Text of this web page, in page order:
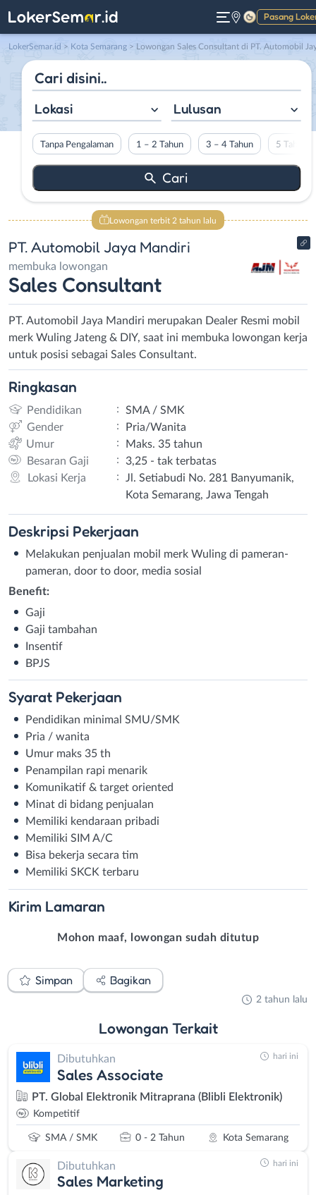
Pasang
Gelap
LokerSemar.id > Kota Semarang > Lowongan Sales Consultant di PT. Automobil Jaya
Lokasi Lulusan
Tanpa Pengalaman 1 – 2 Tahun 3 – 4 Tahun 5 Tahun
Lowongan terbit 2 tahun lalu
PT. Automobil Jaya Mandiri
membuka lowongan
Sales Consultant
PT. Automobil Jaya Mandiri merupakan Dealer Resmi mobil
merk Wuling Jateng & DIY, saat ini membuka lowongan kerja
untuk posisi sebagai Sales Consultant.
Ringkasan
Pendidikan :
SMA / SMK
Gender
:
Pria/Wanita
Umur
:
Maks. 35 tahun
Besaran Gaji
:
3,25 - tak terbatas
Lokasi Kerja
:
Jl. Setiabudi No. 281 Banyumanik,
Kota Semarang, Jawa Tengah
Deskripsi Pekerjaan
Melakukan penjualan mobil merk Wuling di pameran-
pameran, door to door, media sosial
Benefit:
Gaji
Gaji tambahan
Insentif
BPJS
Syarat Pekerjaan
Pendidikan minimal SMU/SMK
Pria / wanita
Umur maks 35 th
Penampilan rapi menarik
Komunikatif & target oriented
Minat di bidang penjualan
Memiliki kendaraan pribadi
Memiliki SIM A/C
Bisa bekerja secara tim
Memiliki SKCK terbaru
Kirim Lamaran
Mohon maaf, lowongan sudah ditutup
Simpan Bagikan
2 tahun lalu
Lowongan Terkait
Dibutuhkan
Sales Associate
PT. Global Elektronik Mitraprana (Blibli Elektronik)
Kompetitif
SMA / SMK 0 - 2 Tahun Kota Semarang
hari ini
Dibutuhkan
Sales Marketing
hari ini